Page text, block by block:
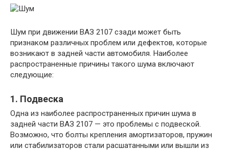
Шум при движении ВАЗ 2107 сзади может быть
признаком различных проблем или дефектов, которые
возникают в задней части автомобиля. Наиболее
распространенные причины такого шума включают
следующие:
1. Подвеска
Одна из наиболее распространенных причин шума в
задней части ВАЗ 2107 — это проблемы с подвеской.
Возможно, что болты крепления амортизаторов, пружин
или стабилизаторов стали расшатанными или вышли из